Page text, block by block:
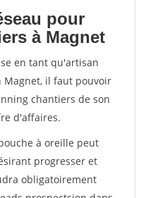
pour
à Magnet
en tant qu'artisan
Magnet, il faut pouvoir
chantiers de son
d'affaires.
à oreille peut
progresser et
obligatoirement